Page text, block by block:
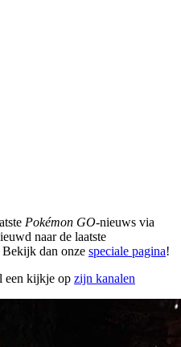
Pokémon GO-nieuws via
naar de laatste
Bekijk dan onze speciale pagina!
een kijkje op zijn kanalen